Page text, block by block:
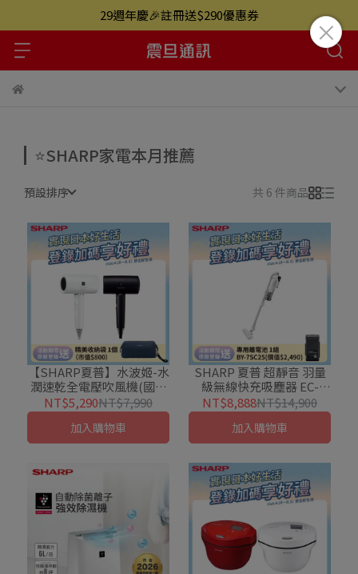
29週年慶🎉註冊送$290優惠券
⭐SHARP家電本月推薦
預設排序 共 6 件商品
【SHARP夏普】水波姬-水
潤速乾全電壓吹風機(國際
電壓自動切換) IB-P80MT-
W/B
NT$5,290NT$7,990
加入購物車
SHARP 夏普 超靜音 羽量
級無線快充吸塵器 EC-
SR9TW
NT$8,888NT$14,900
加入購物車